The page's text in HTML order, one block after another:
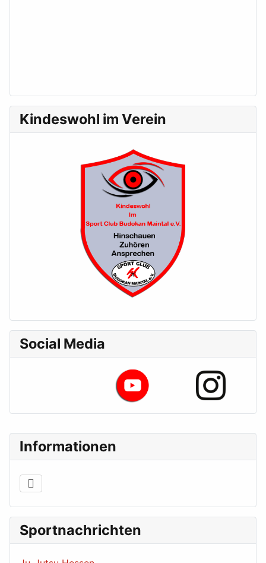
Informationen
Sportnachrichten
Kindeswohl im Verein
Social Media